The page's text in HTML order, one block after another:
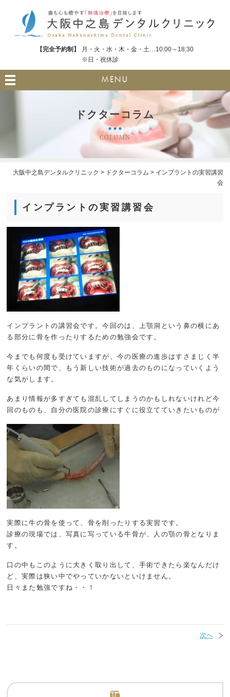
【完全予約制】
月・火・水・木・金・土…10:00～18:30
※日・祝休診
MENU
ドクターコラム
COLUMN
大阪中之島デンタルクリニック > ドクターコラム > インプラントの実習講習
会
インプラントの実習講習会
インプラントの講習会です。今回のは、上顎洞という鼻の横にあ
る部分に骨を作ったりするための勉強会です。
今までも何度も受けていますが、今の医療の進歩はすさまじく半
年くらいの間で、もう新しい技術が過去のものになっていくよう
な気がします。
あまり情報が多すぎても混乱してしまうのかもしれないけれど今
回のものも、自分の医院の診療にすぐに役立てていきたいものが
実際に牛の骨を使って、骨を削ったりする実習です。
診療の現場では、写真に写っている牛骨が、人の顎の骨となりま
す。
口の中もこのように大きく取り出して、手術できたら楽なんだけ
ど、実際は狭い中でやっていかないといけません。
日々また勉強ですね・・！
次へ